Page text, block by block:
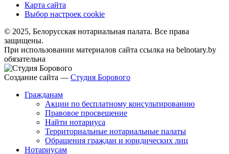
Карта сайта
Выбор настроек cookie
© 2025, Белорусская нотариальная палата. Все права
защищены.
При использовании материалов сайта ссылка на belnotary.by
обязательна
Создание сайта — Студия Борового
Гражданам
Акции по бесплатному консультированию
Правовое просвещение
Найти нотариуса
Территориальные нотариальные палаты
Обращения граждан и юридических лиц
Нотариусам